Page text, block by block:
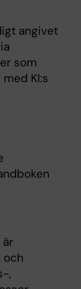
angivet
som
KI:s
och
,